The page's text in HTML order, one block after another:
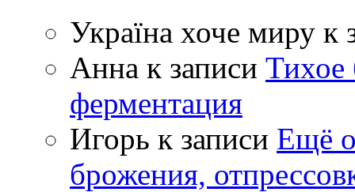
Україна хоче миру к
Анна к записи Тихое
ферментация
Игорь к записи Ещё
брожения,